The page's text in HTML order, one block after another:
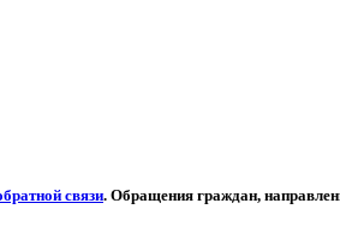
связи. Обращения граждан,